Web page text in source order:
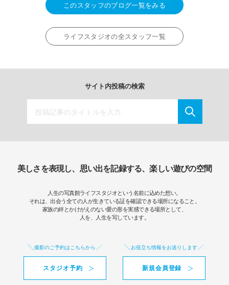
このスタッフのブログ一覧をみる
ライフスタジオの全スタッフ一覧
サイト内投稿の検索
美しさを表現し、思い出を記録する、楽しい遊びの空間
人生の写真館ライフスタジオという名前に込めた想い。
それは、出会う全ての人が生きている証を確認できる場所になること。
家族の絆とかけがえのない愛の形を実感できる場所として、
人を、人生を写しています。
撮影のご予約はこちらから
スタジオ予約
お役立ち情報をお送りします
新規会員登録